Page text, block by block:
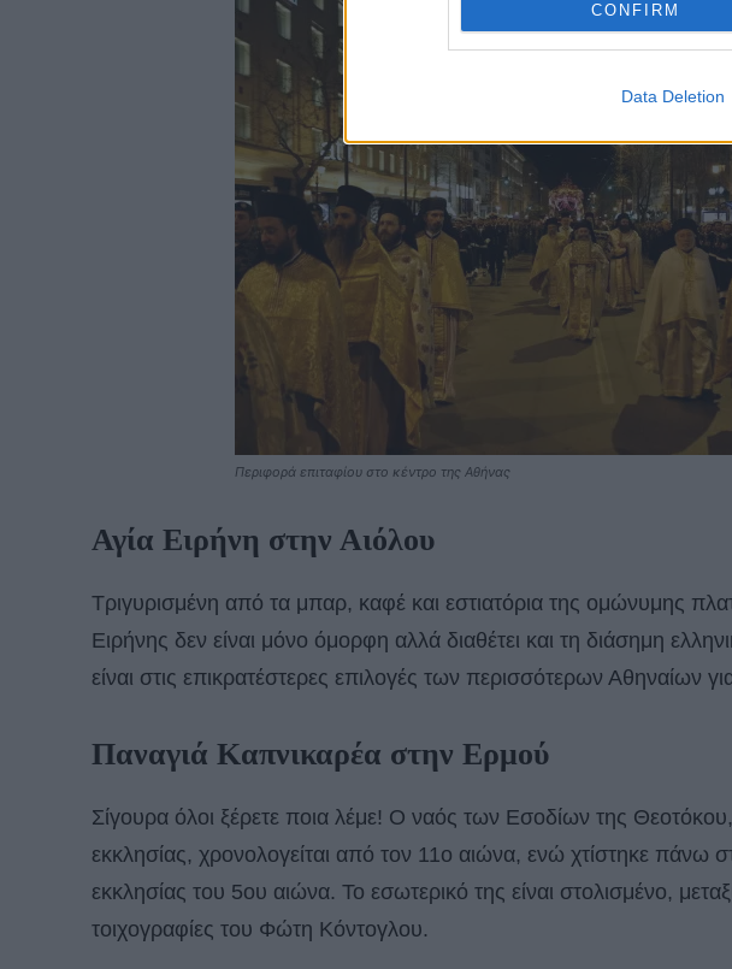
CONFIRM
Data Deletion
Περιφορά επιταφίου στο κέντρο της Αθήνας
Αγία Ειρήνη στην Αιόλου
Τριγυρισμένη από τα μπαρ, καφέ και εστιατόρια της ομώνυμης
Ειρήνης δεν είναι μόνο όμορφη αλλά διαθέτει και τη διάσημη
είναι στις επικρατέστερες επιλογές των περισσότερων Αθηναίων
Παναγιά Καπνικαρέα στην Ερμού
Σίγουρα όλοι ξέρετε ποια λέμε! Ο ναός των Εσοδίων της
εκκλησίας, χρονολογείται από τον 11ο αιώνα, ενώ χτίστηκε πάνω
εκκλησίας του 5ου αιώνα. Το εσωτερικό της είναι στολισμένο,
τοιχογραφίες του Φώτη Κόντογλου.